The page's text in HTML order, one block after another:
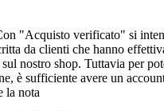
"Acquisto verificato" si
da clienti che hanno
nostro shop. Tuttavia per
è sufficiente avere un
la nota